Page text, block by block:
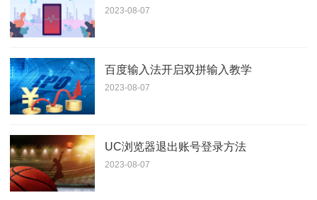
2023-08-07
百度输入法开启双拼输入教学
2023-08-07
UC浏览器退出账号登录方法
2023-08-07